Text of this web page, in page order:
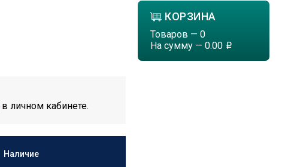
в личном кабинете.
Наличие
КОРЗИНА
Товаров — 0
На сумму — 0.00